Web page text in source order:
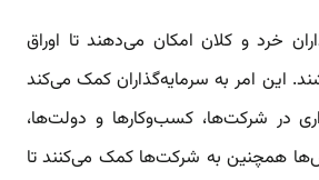
خرد و کلان امکان می‌دهند تا اوراق
این امر به سرمایه‌گذاران کمک می‌کند
در شرکت‌ها، کسب‌وکارها و دولت‌ها،
همچنین به شرکت‌ها کمک می‌کنند تا